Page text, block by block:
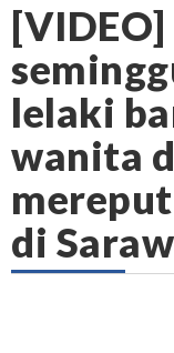
lelaki
wanita
di